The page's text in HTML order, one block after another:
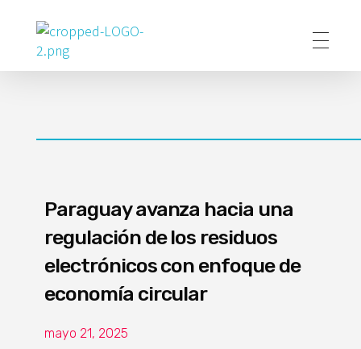
Poder Agropecuario
Paraguay avanza hacia una
regulación de los residuos
electrónicos con enfoque de
economía circular
mayo 21, 2025